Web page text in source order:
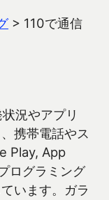
> 110で通信
況やアプリ
携帯電話やス
Play, App
ログラミング
います。ガラ